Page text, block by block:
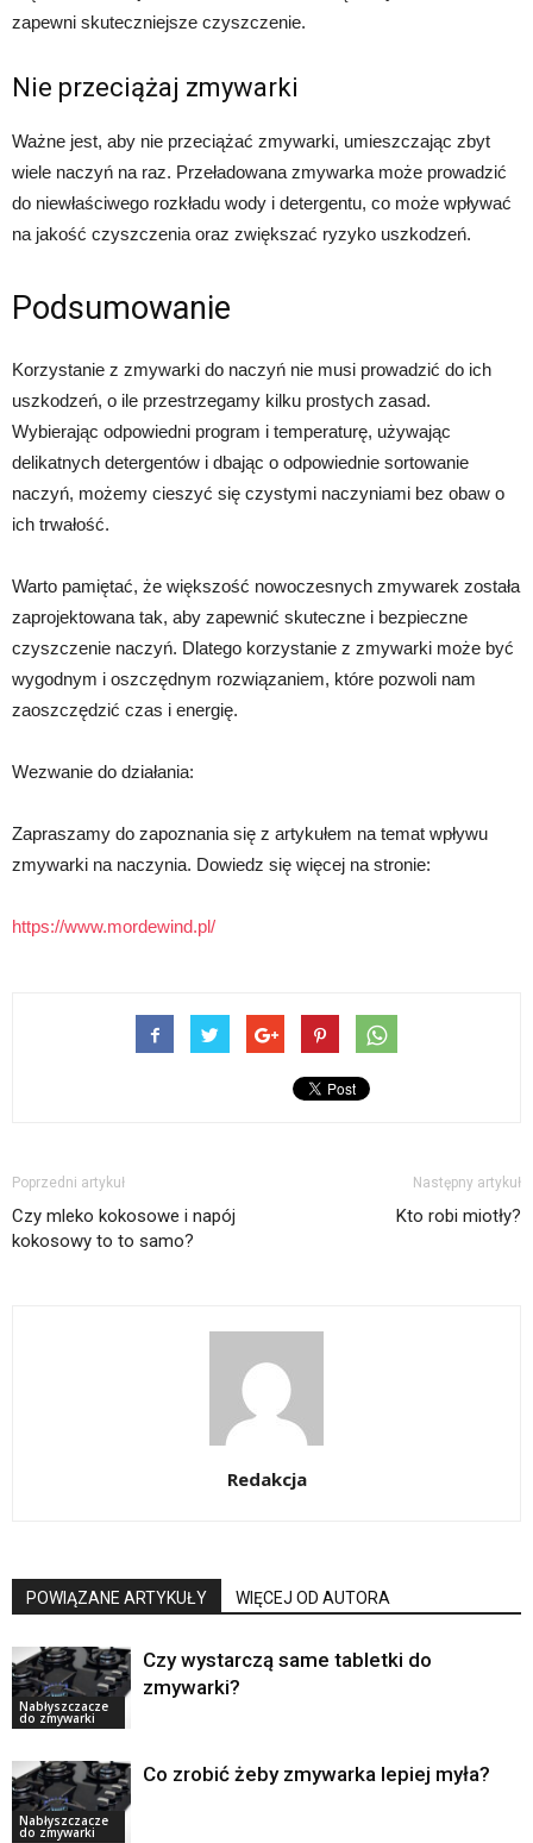
zapewni skuteczniejsze czyszczenie.
Nie przeciążaj zmywarki
Ważne jest, aby nie przeciążać zmywarki, umieszczając zbyt
wiele naczyń na raz. Przeładowana zmywarka może prowadzić
do niewłaściwego rozkładu wody i detergentu, co może wpływać
na jakość czyszczenia oraz zwiększać ryzyko uszkodzeń.
Podsumowanie
Korzystanie z zmywarki do naczyń nie musi prowadzić do ich
uszkodzeń, o ile przestrzegamy kilku prostych zasad.
Wybierając odpowiedni program i temperaturę, używając
delikatnych detergentów i dbając o odpowiednie sortowanie
naczyń, możemy cieszyć się czystymi naczyniami bez obaw o
ich trwałość.
Warto pamiętać, że większość nowoczesnych zmywarek została
zaprojektowana tak, aby zapewnić skuteczne i bezpieczne
czyszczenie naczyń. Dlatego korzystanie z zmywarki może być
wygodnym i oszczędnym rozwiązaniem, które pozwoli nam
zaoszczędzić czas i energię.
Wezwanie do działania:
Zapraszamy do zapoznania się z artykułem na temat wpływu
zmywarki na naczynia. Dowiedz się więcej na stronie:
https://www.mordewind.pl/
Poprzedni artykuł
Czy mleko kokosowe i napój
kokosowy to to samo?
Następny artykuł
Kto robi miotły?
Redakcja
POWIĄZANE ARTYKUŁY WIĘCEJ OD AUTORA
Nabłyszczacze
do zmywarki
Czy wystarczą same tabletki do
zmywarki?
Nabłyszczacze
do zmywarki
Co zrobić żeby zmywarka lepiej myła?